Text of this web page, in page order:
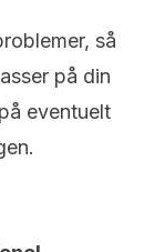
så
på din
eventuelt